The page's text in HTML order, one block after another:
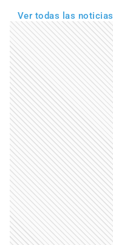
Ver todas las noticias